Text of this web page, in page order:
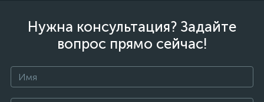
Нужна консультация? Задайте
вопрос прямо сейчас!